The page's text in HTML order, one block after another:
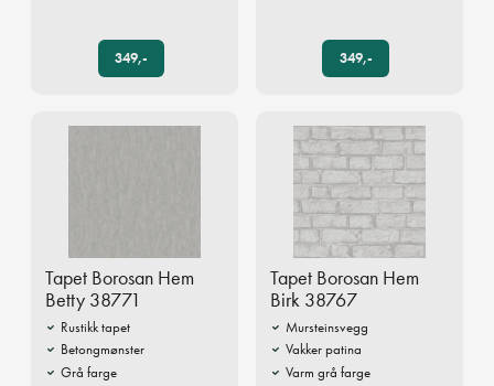
349,- 349,-
Tapet Borosan Hem
Betty 38771
Rustikk tapet
Betongmønster
Grå farge
Tapet Borosan Hem
Birk 38767
Mursteinsvegg
Vakker patina
Varm grå farge